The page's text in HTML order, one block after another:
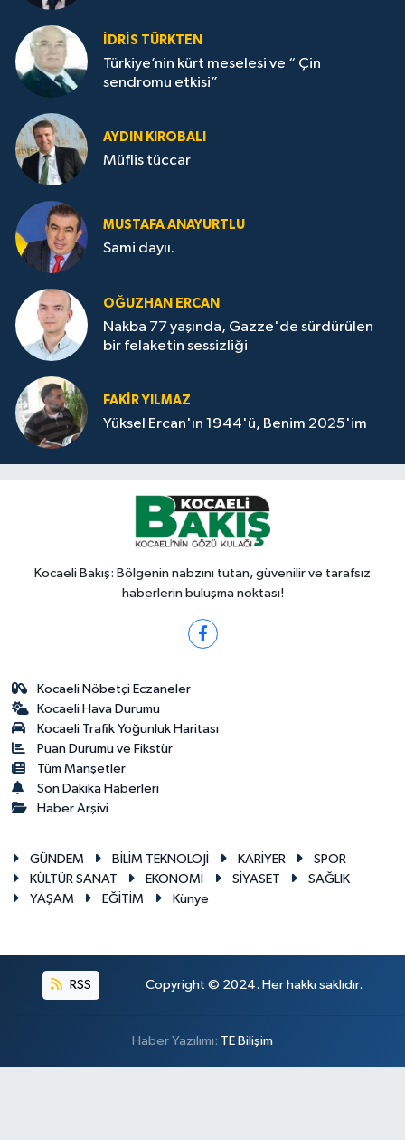
İDRİS TÜRKTEN
Türkiye’nin kürt meselesi ve “ Çin
sendromu etkisi”
AYDIN KIROBALI
Müflis tüccar
MUSTAFA ANAYURTLU
Sami dayıı.
OĞUZHAN ERCAN
Nakba 77 yaşında, Gazze'de sürdürülen
bir felaketin sessizliği
FAKİR YILMAZ
Yüksel Ercan'ın 1944'ü, Benim 2025'im
Kocaeli Bakış: Bölgenin nabzını tutan, güvenilir ve tarafsız
haberlerin buluşma noktası!
Kocaeli Nöbetçi Eczaneler
Kocaeli Hava Durumu
Kocaeli Trafik Yoğunluk Haritası
Puan Durumu ve Fikstür
Tüm Manşetler
Son Dakika Haberleri
Haber Arşivi
GÜNDEM BİLİM TEKNOLOJİ KARİYER
SPOR
KÜLTÜR SANAT
EKONOMİ SİYASET
SAĞLIK
YAŞAM
EĞİTİM Künye
RSS Copyright © 2024. Her hakkı saklıdır.
Haber Yazılımı: TE Bilişim